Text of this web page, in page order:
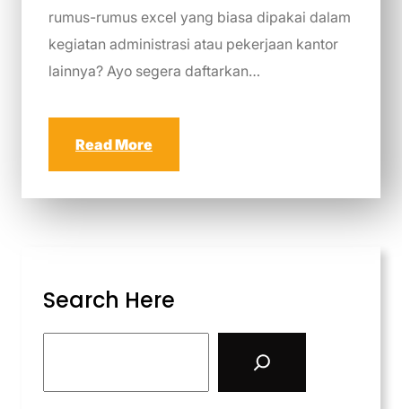
rumus-rumus excel yang biasa dipakai dalam
kegiatan administrasi atau pekerjaan kantor
lainnya? Ayo segera daftarkan…
Read More
Search Here